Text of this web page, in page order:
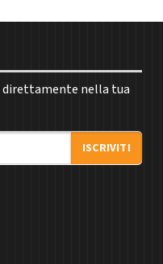
direttamente nella tua
ISCRIVITI